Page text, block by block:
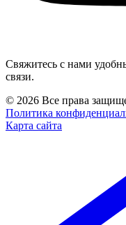
Свяжитесь с нами
связи.
© 2026 Все права
Политика
Карта сайта